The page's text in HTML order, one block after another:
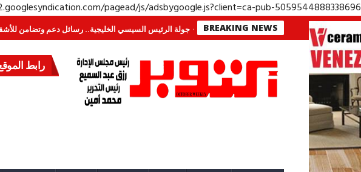
pagead/js/adsbygoogle.js?client=ca-pub-5059544888338696
BREAKING NEWSمعركة لا تُرى.. وحراس لا ينامون جولة الرئيس السيسي الخليجية.. رسائل دعم وتضامن للأشقاء جهاز
رابط